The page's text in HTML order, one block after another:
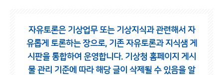
자유토론은 기상업무 또는 기상지식과 관련해서 자
유롭게 토론하는 장으로, 기존 자유토론과 지식샘 게
시판을 통합하여 운영합니다. 기상청 홈페이지 게시
물 관리 기준에 따라 해당 글이 삭제될 수 있음을 알